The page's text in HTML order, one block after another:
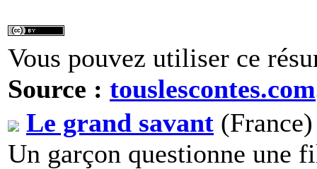
Vous pouvez utiliser ce
Source : touslescontes.com
Le grand savant
Un garçon questionne une